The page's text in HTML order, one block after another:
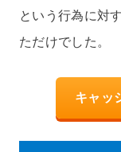
という行為に対
ただけでした。
キャッ